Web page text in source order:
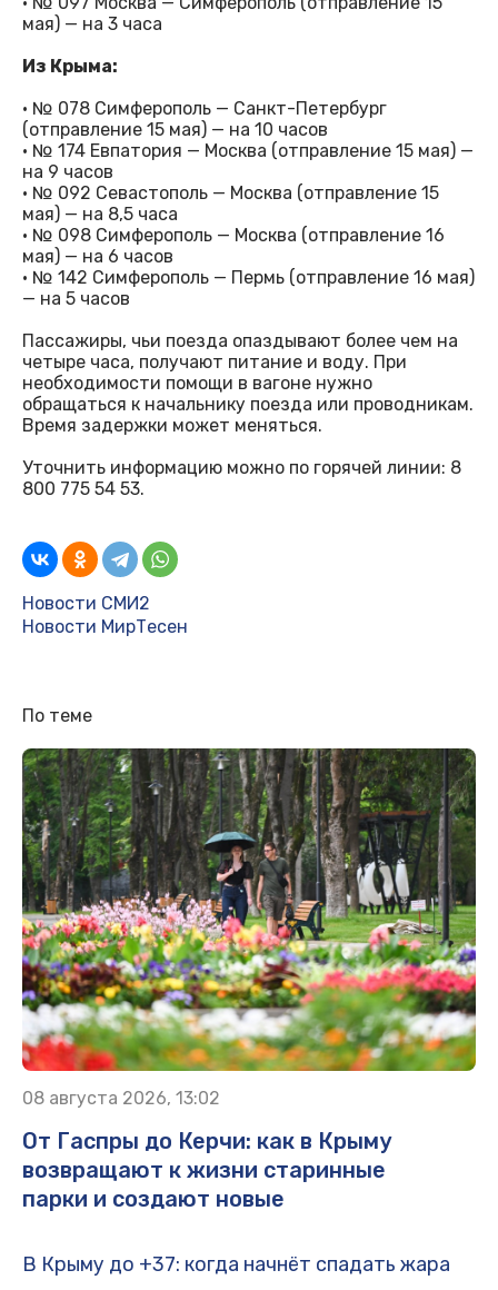
мая) — на 3 часа
Из Крыма:
· № 078 Симферополь — Санкт-Петербург
(отправление 15 мая) — на 10 часов
· № 174 Евпатория — Москва (отправление 15 мая) —
на 9 часов
· № 092 Севастополь — Москва (отправление 15
мая) — на 8,5 часа
· № 098 Симферополь — Москва (отправление 16
мая) — на 6 часов
· № 142 Симферополь — Пермь (отправление 16 мая)
— на 5 часов
Пассажиры, чьи поезда опаздывают более чем на
четыре часа, получают питание и воду. При
необходимости помощи в вагоне нужно
обращаться к начальнику поезда или проводникам.
Время задержки может меняться.
Уточнить информацию можно по горячей линии: 8
800 775 54 53.
Новости СМИ2
Новости МирТесен
По теме
08 августа 2026, 13:02
От Гаспры до Керчи: как в Крыму
возвращают к жизни старинные
парки и создают новые
В Крыму до +37: когда начнёт спадать жара